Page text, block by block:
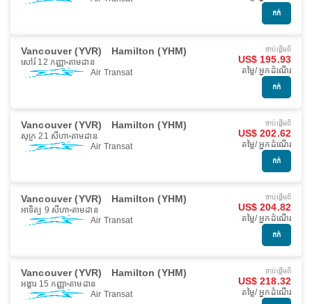
កក់
Vancouver (YVR) Hamilton (YHM)
សៅរ៍ 12 កញ្ញា តាមដាន
Air Transat
ចាប់ផ្ដើមពី
US$ 195.93
តម្លៃ/ អ្នកដំណើរ
កក់
Vancouver (YVR) Hamilton (YHM)
សុក្រ 21 សីហា តាមដាន
Air Transat
ចាប់ផ្ដើមពី
US$ 202.62
តម្លៃ/ អ្នកដំណើរ
កក់
Vancouver (YVR) Hamilton (YHM)
អាទិត្យ 9 សីហា តាមដាន
Air Transat
ចាប់ផ្ដើមពី
US$ 204.82
តម្លៃ/ អ្នកដំណើរ
កក់
Vancouver (YVR) Hamilton (YHM)
អង្គារ 15 កញ្ញា តាមដាន
Air Transat
ចាប់ផ្ដើមពី
US$ 218.32
តម្លៃ/ អ្នកដំណើរ